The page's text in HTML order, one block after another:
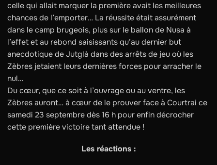
celle qui allait marquer la première avait les meilleures
chances de l’emporter… La réussite était assurément
dans le camp brugeois, plus sur le ballon de Nusa à
l’effet et au rebond saisissants qu’au dernier but
anecdotique de Jutglà dans des arrêts de jeu où les
Zèbres jetaient leurs dernières forces pour arracher le
nul…
Du cœur, que ce soit à l’ouvrage ou au ventre, les
Zèbres auront… à cœur de le prouver face à Courtrai ce
samedi 23 septembre dès 16 h pour enfin décrocher
cette première victoire tant attendue !
Les réactions :